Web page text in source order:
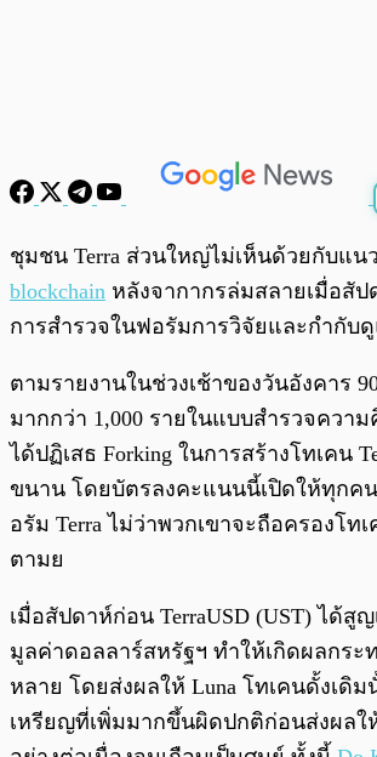
ชุมชน Terra ส่วนใหญ่ไม่เห็นด้วยกับแน
blockchain หลังจากากรล่มสลายเมื่อสั
การสำรวจในฟอรัมการวิจัยและกำกับ
ตามรายงานในช่วงเช้าของวันอังคาร
มากกว่า 1,000 รายในแบบสำรวจควา
ได้ปฏิเสธ Forking ในการสร้างโทเคน
ขนาน โดยบัตรลงคะแนนนี้เปิดให้ทุกค
อรัม Terra ไม่ว่าพวกเขาจะถือครองโท
ตามย
เมื่อสัปดาห์ก่อน TerraUSD (UST) ได้สู
มูลค่าดอลลาร์สหรัฐฯ ทำให้เกิดผลกระ
หลาย โดยส่งผลให้ Luna โทเคนดั้งเดิ
เหรียญที่เพิ่มมากขึ้นผิดปกติก่อนส่งผลใ